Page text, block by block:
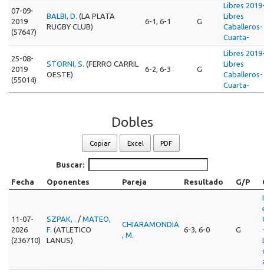
07-09-
2019
(57647)
BALBI, D. (LA PLATA
RUGBY CLUB)
6-1, 6-1 G
Libres
Libres
Caballeros-
Cuarta-
25-08-
2019
(55014)
STORNI, S. (FERRO CARRIL
OESTE)
6-2, 6-3 G
Libres
Libres
Caballeros-
Cuarta-
Dobles
Copiar Excel PDF
Buscar:
Fecha Oponentes Pareja Resultado G/P
11-07-
2026
(236710)
SZPAK, . / MATEO,
F. (ATLETICO
LANUS)
CHIARAMONDIA
, M.
6-3, 6-0 G